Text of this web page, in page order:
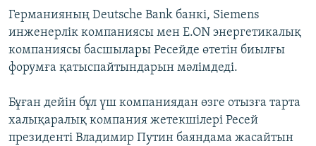
Германияның Deutsche Bank банкі, Siemens
инженерлік компаниясы мен E.ON энергетикалық
компаниясы басшылары Ресейде өтетін биылғы
форумға қатыспайтындарын мәлімдеді.
Бұған дейін бұл үш компаниядан өзге отызға тарта
халықаралық компания жетекшілері Ресей
президенті Владимир Путин баяндама жасайтын